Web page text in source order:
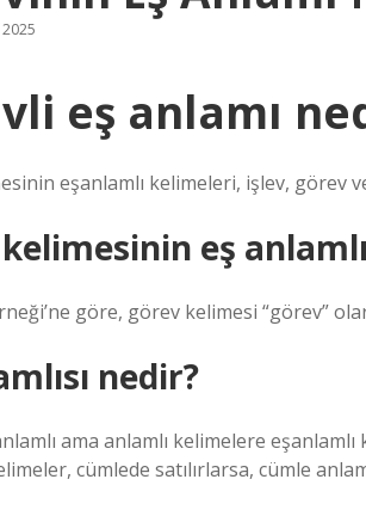
eş anlamı
eşanlamlı kelimeleri, işlev, görev
eş
göre, görev kelimesi “görev”
nedir?
ama anlamlı kelimelere
cümlede satılırlarsa, cümle